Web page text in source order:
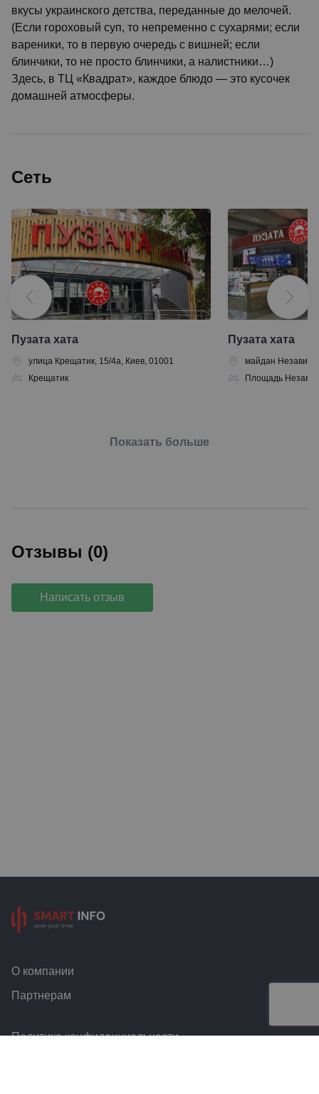
вкусы украинского детства, переданные до мелочей.
(Если гороховый суп, то непременно с сухарями; если
вареники, то в первую очередь с вишней; если
блинчики, то не просто блинчики, а налистники…)
Здесь, в ТЦ «Квадрат», каждое блюдо — это кусочек
домашней атмосферы.
Сеть
Пузата хата
улица Крещатик, 15/4а, Киев, 01001
Крещатик
Пузата хата
майдан
Площадь
Показать больше
Отзывы (0)
Написать отзыв
О компании
Партнерам
Политика конфиденциальности